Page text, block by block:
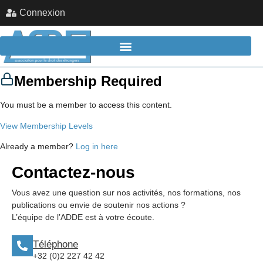
Connexion
Membership Required
You must be a member to access this content.
View Membership Levels
Already a member? Log in here
Contactez-nous
Vous avez une question sur nos activités, nos formations, nos
publications ou envie de soutenir nos actions ?
L’équipe de l’ADDE est à votre écoute.
Téléphone
+32 (0)2 227 42 42